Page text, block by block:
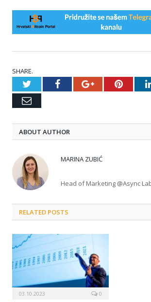
SHARE.
TwitterFacebookGoogle+
Email
ABOUT AUTHOR
MARINA ZUBIĆ
Head of Marketing @Async
RELATED POSTS
03.10.2023 0